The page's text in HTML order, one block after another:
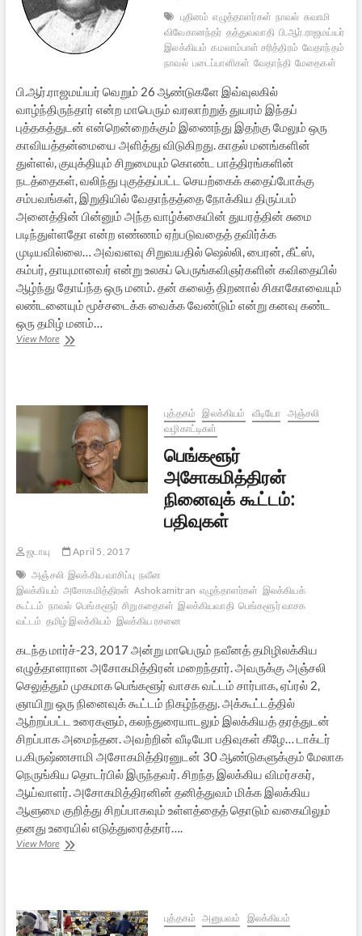
புதினம் எழுத்தாளர்கள் நாவல் சுவாமி
விவேகானந்தர் தத்துவவாதி பி.ஆர்.ராஜமய்யர்
இலக்கியம் கமலாம்பாள் சரித்திரம் வேதாந்தம்
நாவல் படைப்பாளிகள் வேதாந்தி மேதைகள்
பி.ஆர்.ராஜமய்யர் வெறும் 26 ஆண்டுகளே இவ்வுலகில்
வாழ்ந்திருந்தார் என்ற மாபெரும் வரலாற்றுத் துயரம் இந்தப்
புத்தகத்துடன் என்றென்றைக்கும் இணைந்து இதற்கு மேலும் ஒரு
காவியத்தன்மையை அளித்து விடுகிறது. காதல் மனங்களின்
துள்ளல், குயுக்தியும் சிறுமையும் கொண்ட பாத்திரங்களின்
நடத்தைகள், வலிந்து புகுத்தப்பட்ட செயற்கைக் கதைப்போக்கு
சம்பவங்கள், இறுதியில் வேதாந்தத்தை நோக்கிய திருப்பம்
அனைத்தின் பின்னும் அந்த வாழ்க்கையின் துயரத்தின் சுமை
படிந்துள்ளதோ என்ற எண்ணம் ஏற்படுவதைத் தவிர்க்க
முடியவில்லை… அவ்வளவு சிறுவயதில் ஷெல்லி, பைரன், கீட்ஸ்,
கம்பர், தாயுமானவர் என்று உலகப் பெருங்கவிஞர்களின் கவிதையில்
ஆழ்ந்து தோய்ந்த ஒரு மனம். தன் கலைத் திறனால் சிகாகோவையும்
லண்டனையும் மூச்சடைக்க வைக்க வேண்டும் என்று கனவு கண்ட
ஒரு தமிழ் மனம்…
View Moreபி.ஆர்
புத்தகம் இலக்கியம் வீடியோ அஞ்சலி
வழிகாட்டிகள்
பெங்களூர்
அசோகமித்திரன்
நினைவுக் கூட்டம்:
பதிவுகள்
ஜடாயு
April 5, 2017
அஞ்சலி இலக்கிய வாசிப்பு நவீன
இலக்கியம் அசோகமித்திரன் Ashokamitran எழுத்தாளர்கள் இலக்கியக்
கூட்டம் நாவல் பெங்களூர் சிறுகதைகள் இலக்கியவாதி பெங்களூர் வாசக
வட்டம் தமிழ் இலக்கியம் இலக்கிய ரசனை
கடந்த மார்ச்-23, 2017 அன்று மாபெரும் நவீனத் தமிழிலக்கிய
எழுத்தாளரான அசோகமித்திரன் மறைந்தார். அவருக்கு அஞ்சலி
செலுத்தும் முகமாக பெங்களூர் வாசக வட்டம் சார்பாக, ஏப்ரல் 2,
ஞாயிறு ஒரு நினைவுக் கூட்டம் நிகழ்ந்தது. அக்கூட்டத்தில்
ஆற்றப்பட்ட உரைகளும், கலந்துரையாடலும் இலக்கியத் தரத்துடன்
சிறப்பாக அமைந்தன. அவற்றின் வீடியோ பதிவுகள் கீழே… டாக்டர்
ப.கிருஷ்ணசாமி அசோகமித்திரனுடன் 30 ஆண்டுகளுக்கும் மேலாக
நெருங்கிய தொடர்பில் இருந்தவர். சிறந்த இலக்கிய விமர்சகர்,
ஆய்வாளர். அசோகமித்திரனின் தனித்துவம் மிக்க இலக்கிய
ஆளுமை குறித்து சிறப்பாகவும் உள்ளத்தைத் தொடும் வகையிலும்
தனது உரையில் எடுத்துரைத்தார்….
View Moreபெங்களூர்
புத்தகம்
அனுபவம் இலக்கியம்